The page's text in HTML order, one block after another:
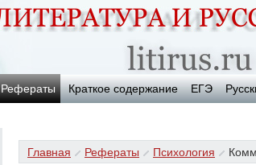
Рефераты Краткое содержание ЕГЭ
Главная Рефераты Психология